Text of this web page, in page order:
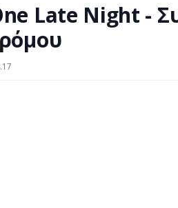
Late Night -